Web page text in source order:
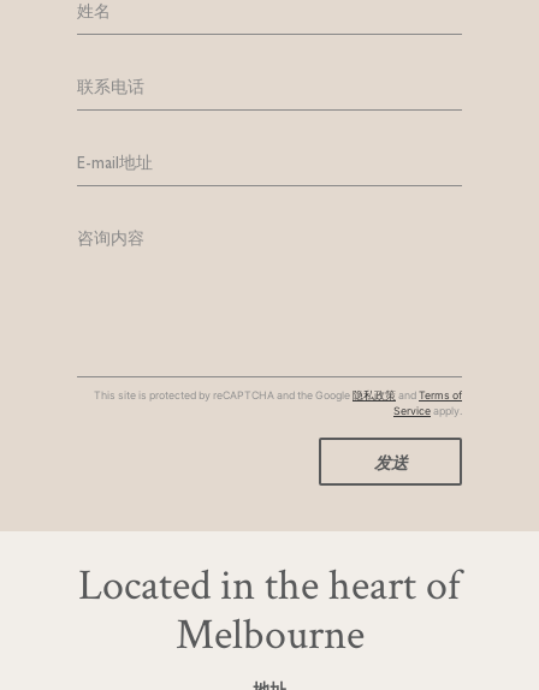
姓名
联系电话
E-mail地址
咨询内容
This site is protected by reCAPTCHA and the Google隐私政策andTerms of
Serviceapply.
发送
Located in the heart of
Melbourne